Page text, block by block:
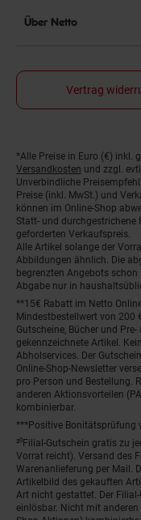
Über Netto
Vertrag
Fußnoten
*Alle Preise in Euro (€) inkl.
Versandkosten und zzgl.
Unverbindliche
Preise (inkl. MwSt.) und
können im Online-Shop
Statt- und durchgestrichene
geforderten Verkaufspreis.
Alle Artikel solange der
Abbildungen ähnlich. Die
begrenzten Angebots
Abgabe nur in
**15€ Rabatt im Netto
Mindestbestellwert von 200
Gutscheine, Bücher und
gekennzeichnete Artikel.
Abholservices. Der
Online-Shop-Newsletter
pro Person und Bestellung.
anderen Aktionsvorteilen
kombinierbar.
***Positive Bonitätsprüfung
²⁰Filial-Gutschein gratis zu
Vorrat reicht). Versand des
Warenanlieferung per Mail.
Artikelbild des gekauften
Art nicht gestattet. Der
einlösbar. Nicht mit